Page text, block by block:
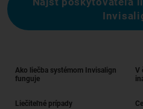
Ako liečba systémom Invisalign
funguje
V
Liečiteľné prípady